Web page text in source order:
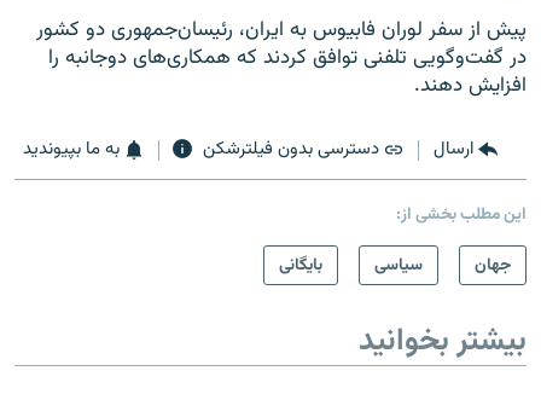
پیش از سفر لوران فابیوس به ایران، رئیسان‌جمهوری دو کشور
در گفت‌وگویی تلفنی توافق کردند که همکاری‌های دوجانبه را
افزایش دهند.
ارسال دسترسی بدون فیلترشکن به ما بپیوندید
این مطلب بخشی از:
جهان
سیاسی بایگانی
بیشتر بخوانید